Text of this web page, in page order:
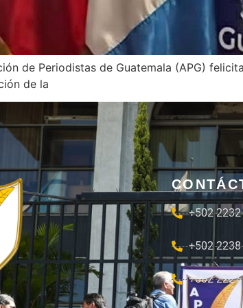
de Periodistas de Guatemala (APG)
de la
+502
+502
+502